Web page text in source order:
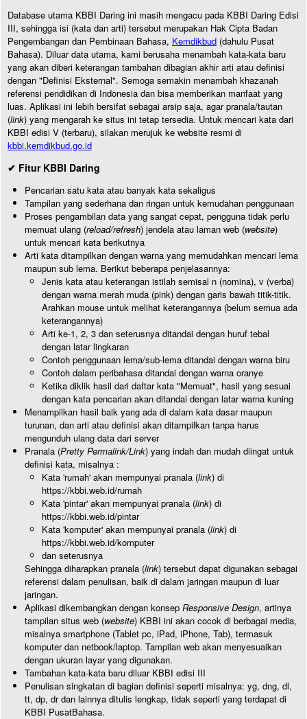
Database utama KBBI Daring ini masih mengacu pada KBBI Daring Edisi
III, sehingga isi (kata dan arti) tersebut merupakan Hak Cipta Badan
Pengembangan dan Pembinaan Bahasa, Kemdikbud (dahulu Pusat
Bahasa). Diluar data utama, kami berusaha menambah kata-kata baru
yang akan diberi keterangan tambahan dibagian akhir arti atau definisi
dengan "Definisi Eksternal". Semoga semakin menambah khazanah
referensi pendidikan di Indonesia dan bisa memberikan manfaat yang
luas. Aplikasi ini lebih bersifat sebagai arsip saja, agar pranala/tautan
(link) yang mengarah ke situs ini tetap tersedia. Untuk mencari kata dari
KBBI edisi V (terbaru), silakan merujuk ke website resmi di
kbbi.kemdikbud.go.id
✔ Fitur KBBI Daring
Pencarian satu kata atau banyak kata sekaligus
Tampilan yang sederhana dan ringan untuk kemudahan penggunaan
Proses pengambilan data yang sangat cepat, pengguna tidak perlu
memuat ulang (reload/refresh) jendela atau laman web (website)
untuk mencari kata berikutnya
Arti kata ditampilkan dengan warna yang memudahkan mencari lema
maupun sub lema. Berikut beberapa penjelasannya:
Jenis kata atau keterangan istilah semisal n (nomina), v (verba)
dengan warna merah muda (pink) dengan garis bawah titik-titik.
Arahkan mouse untuk melihat keterangannya (belum semua ada
keterangannya)
Arti ke-1, 2, 3 dan seterusnya ditandai dengan huruf tebal
dengan latar lingkaran
Contoh penggunaan lema/sub-lema ditandai dengan warna biru
Contoh dalam peribahasa ditandai dengan warna oranye
Ketika diklik hasil dari daftar kata "Memuat", hasil yang sesuai
dengan kata pencarian akan ditandai dengan latar warna kuning
Menampilkan hasil baik yang ada di dalam kata dasar maupun
turunan, dan arti atau definisi akan ditampilkan tanpa harus
mengunduh ulang data dari server
Pranala (Pretty Permalink/Link) yang indah dan mudah diingat untuk
definisi kata, misalnya :
Kata 'rumah' akan mempunyai pranala (link) di
https://kbbi.web.id/rumah
Kata 'pintar' akan mempunyai pranala (link) di
https://kbbi.web.id/pintar
Kata 'komputer' akan mempunyai pranala (link) di
https://kbbi.web.id/komputer
dan seterusnya
Sehingga diharapkan pranala (link) tersebut dapat digunakan sebagai
referensi dalam penulisan, baik di dalam jaringan maupun di luar
jaringan.
Aplikasi dikembangkan dengan konsep Responsive Design, artinya
tampilan situs web (website) KBBI ini akan cocok di berbagai media,
misalnya smartphone (Tablet pc, iPad, iPhone, Tab), termasuk
komputer dan netbook/laptop. Tampilan web akan menyesuaikan
dengan ukuran layar yang digunakan.
Tambahan kata-kata baru diluar KBBI edisi III
Penulisan singkatan di bagian definisi seperti misalnya: yg, dng, dl,
tt, dp, dr dan lainnya ditulis lengkap, tidak seperti yang terdapat di
KBBI PusatBahasa.